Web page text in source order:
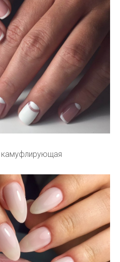
камуфлирующая